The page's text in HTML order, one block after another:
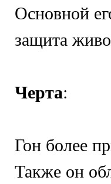
Основной
защита
Черта:
Гон более
Также он